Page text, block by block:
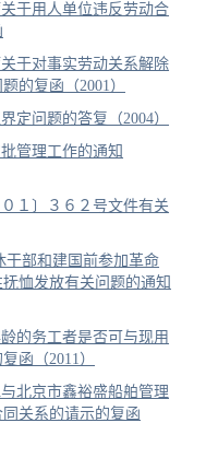
于用人单位违反劳动合
于对事实劳动关系解除
的复函（2001）
定问题的答复（2004）
管理工作的通知
１〕３６２号文件有关
干部和建国前参加革命
恤发放有关问题的通知
的务工者是否可与现用
函（2011）
北京市鑫裕盛船舶管理
关系的请示的复函